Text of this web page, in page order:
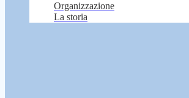
Organizzazione
La storia